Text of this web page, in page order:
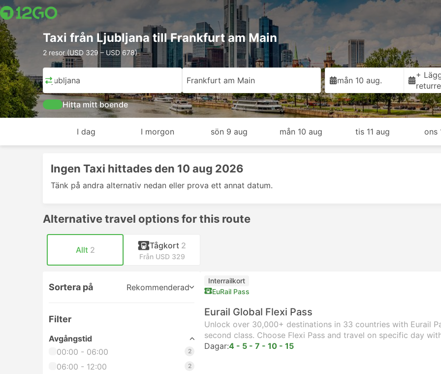
Taxi från Ljubljana till Frankfurt am Main
2 resor (USD 329 – USD 678)
Ljubljana Frankfurt am Main mån 10 aug.
+
Hitta mitt boende
I dag I morgon sön 9 aug mån 10 aug tis 11 aug ons
Ingen Taxi hittades den 10 aug 2026
Tänk på andra alternativ nedan eller prova ett annat datum.
Alternative travel options for this route
Allt 2 Tågkort 2
Från USD 329
Sortera på Rekommenderad
Filter
Avgångstid
00:00 - 06:00
2
06:00 - 12:00 2
Interrailkort
EuRail Pass
Eurail Global Flexi Pass
Unlock over 30,000+ destinations in 33 countries with Eurail
second class. Choose Flexi Pass and travel on specific day
Dagar:4 - 5 - 7 - 10 - 15